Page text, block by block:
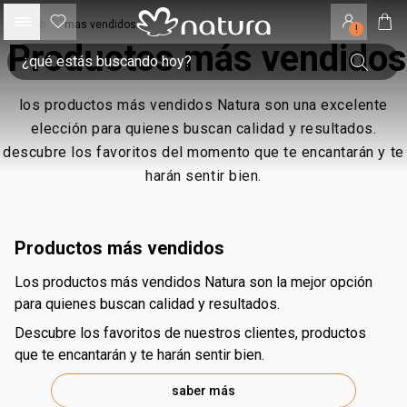
!
• mas vendidos
Productos más vendidos
los productos más vendidos Natura son una excelente
elección para quienes buscan calidad y resultados.
descubre los favoritos del momento que te encantarán y te
harán sentir bien.
productos más vendidos
los productos más vendidos Natura son la mejor opción
para quienes buscan calidad y resultados.
descubre los favoritos de nuestros clientes, productos
que te encantarán y te harán sentir bien.
saber más